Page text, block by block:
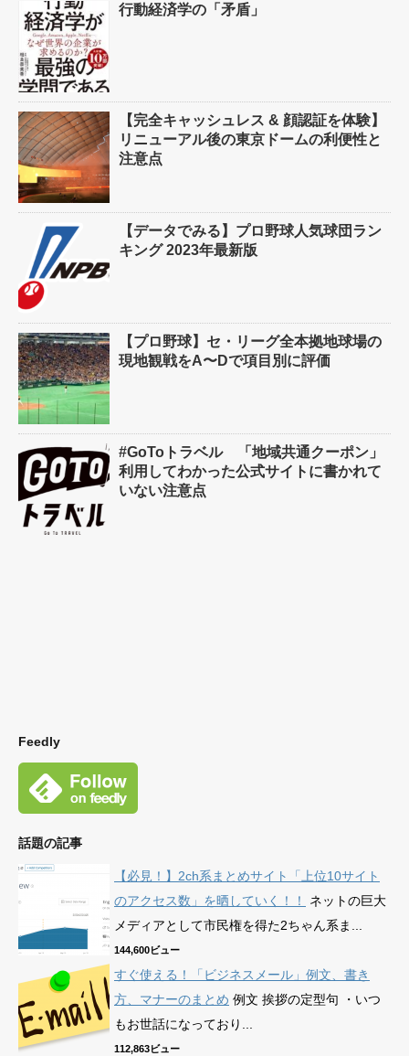
行動経済学の「矛盾」
【完全キャッシュレス & 顔認証を体験】
リニューアル後の東京ドームの利便性と
注意点
【データでみる】プロ野球人気球団ラン
キング 2023年最新版
【プロ野球】セ・リーグ全本拠地球場の
現地観戦をA〜Dで項目別に評価
#GoToトラベル 「地域共通クーポン」
利用してわかった公式サイトに書かれて
いない注意点
Feedly
話題の記事
【必見！】2ch系まとめサイト「上位10サイト
のアクセス数」を晒していく！！
ネットの巨大
メディアとして市民権を得た2ちゃん系ま...
144,600ビュー
すぐ使える！「ビジネスメール」例文、書き
方、マナーのまとめ 例文 挨拶の定型句 ・いつ
もお世話になっており...
112,863ビュー